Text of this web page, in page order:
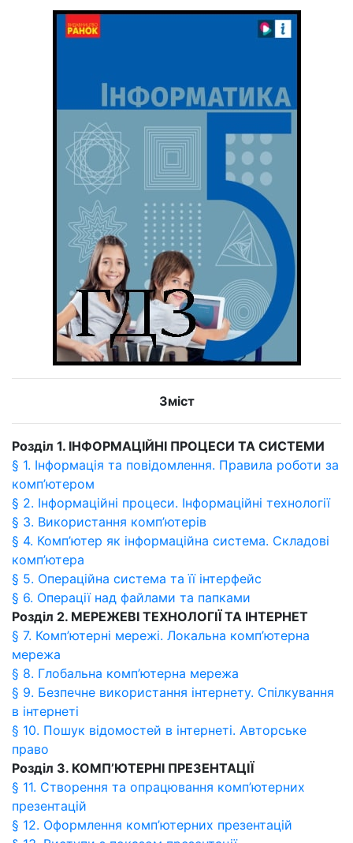
Зміст
Розділ 1. ІНФОРМАЦІЙНІ ПРОЦЕСИ ТА СИСТЕМИ
§ 1. Інформація та повідомлення. Правила роботи за
комп’ютером
§ 2. Інформаційні процеси. Інформаційні технології
§ 3. Використання комп’ютерів
§ 4. Комп’ютер як інформаційна система. Складові
комп’ютера
§ 5. Операційна система та її інтерфейс
§ 6. Операції над файлами та папками
Розділ 2. МЕРЕЖЕВІ ТЕХНОЛОГІЇ ТА ІНТЕРНЕТ
§ 7. Комп’ютерні мережі. Локальна комп’ютерна
мережа
§ 8. Глобальна комп’ютерна мережа
§ 9. Безпечне використання інтернету. Спілкування
в інтернеті
§ 10. Пошук відомостей в інтернеті. Авторське
право
Розділ 3. КОМП’ЮТЕРНІ ПРЕЗЕНТАЦІЇ
§ 11. Створення та опрацювання комп’ютерних
презентацій
§ 12. Оформлення комп’ютерних презентацій